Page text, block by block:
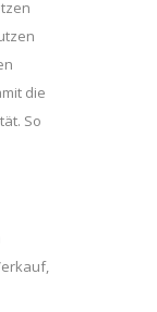
die
So